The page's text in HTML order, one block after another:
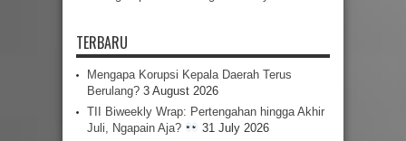
TERBARU
Mengapa Korupsi Kepala Daerah Terus
Berulang? 3 August 2026
TII Biweekly Wrap: Pertengahan hingga Akhir
Juli, Ngapain Aja?
31 July 2026